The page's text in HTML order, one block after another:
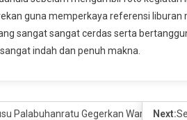
guna memperkaya referensi liburan
sangat sangat cerdas serta
indah dan penuh makna.
Palabuhanratu Gegerkan Warga Sekitar
Next: